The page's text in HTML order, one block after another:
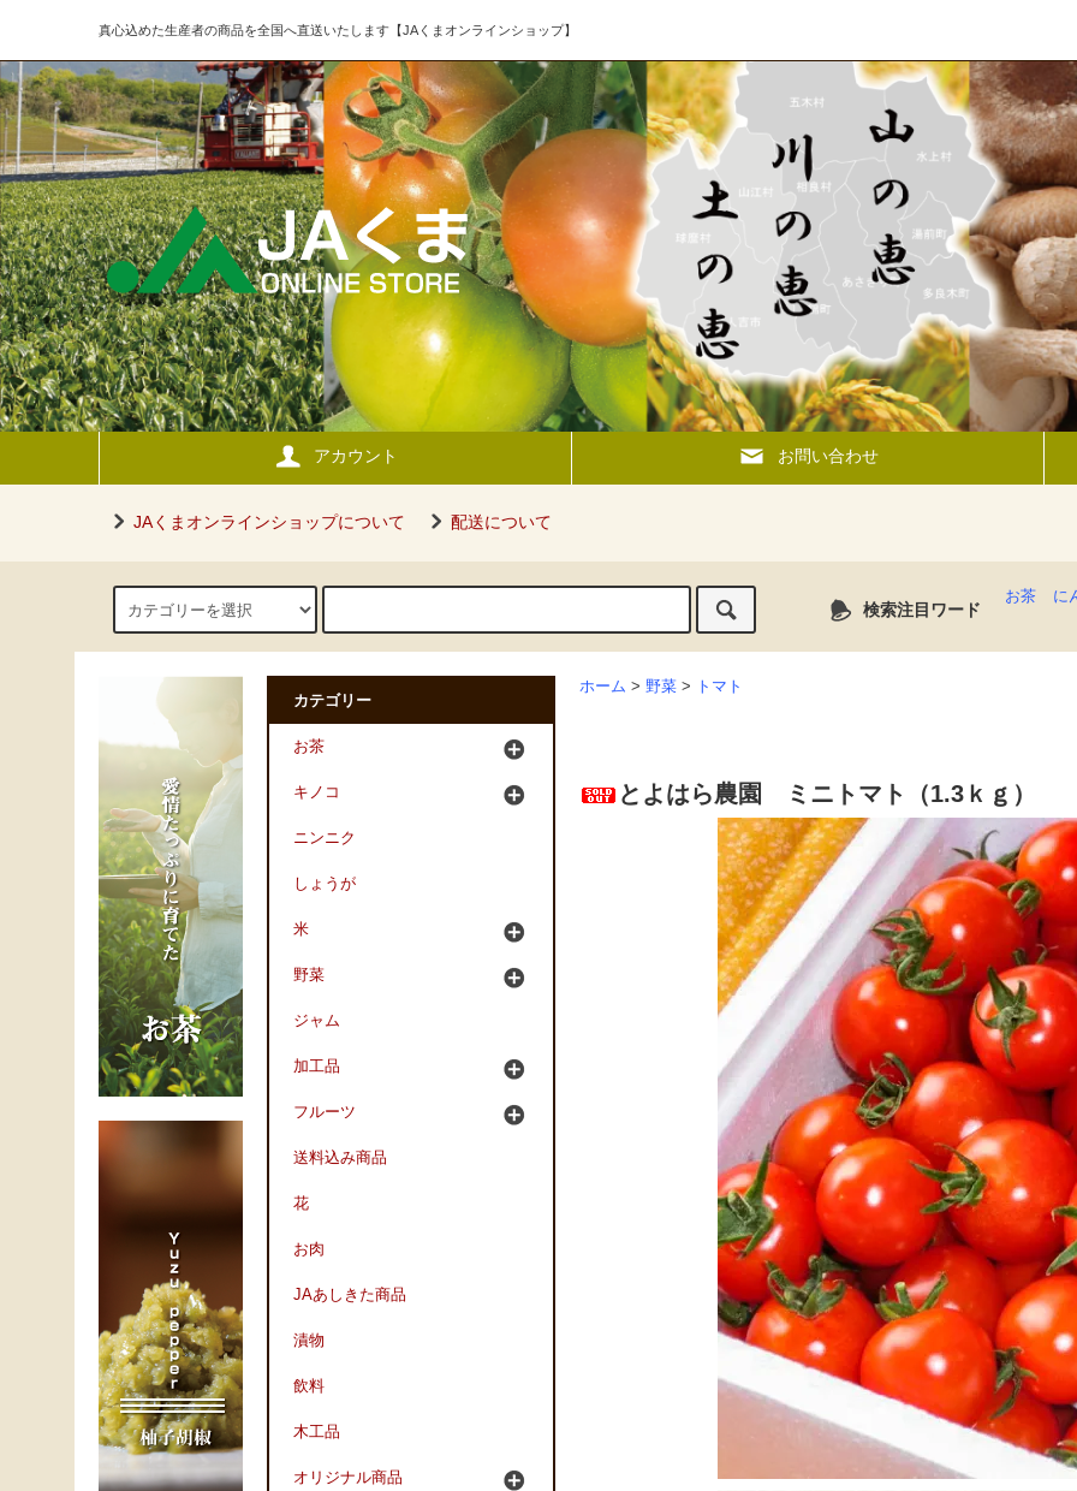
真心込めた生産者の商品を全国へ直送いたします【JAくまオンラインショップ】
アカウント お問い合わせ
JAくまオンラインショップについて 配送について
検索注目ワード
お茶 に
ホーム > 野菜 > トマト
とよはら農園 ミニトマト（1.3ｋｇ）
カテゴリー
お茶
キノコ
ニンニク
しょうが
米
野菜
ジャム
加工品
フルーツ
送料込み商品
花
お肉
JAあしきた商品
漬物
飲料
木工品
オリジナル商品